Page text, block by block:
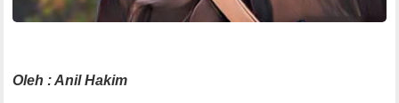
Oleh : Anil Hakim